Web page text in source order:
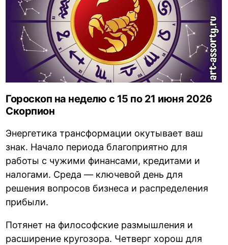
Гороскоп на неделю с 15 по 21 июня 2026
Скорпион
Энергетика трансформации окутывает ваш
знак. Начало периода благоприятно для
работы с чужими финансами, кредитами и
налогами. Среда — ключевой день для
решения вопросов бизнеса и распределения
прибыли.
Потянет на философские размышления и
расширение кругозора. Четверг хорош для